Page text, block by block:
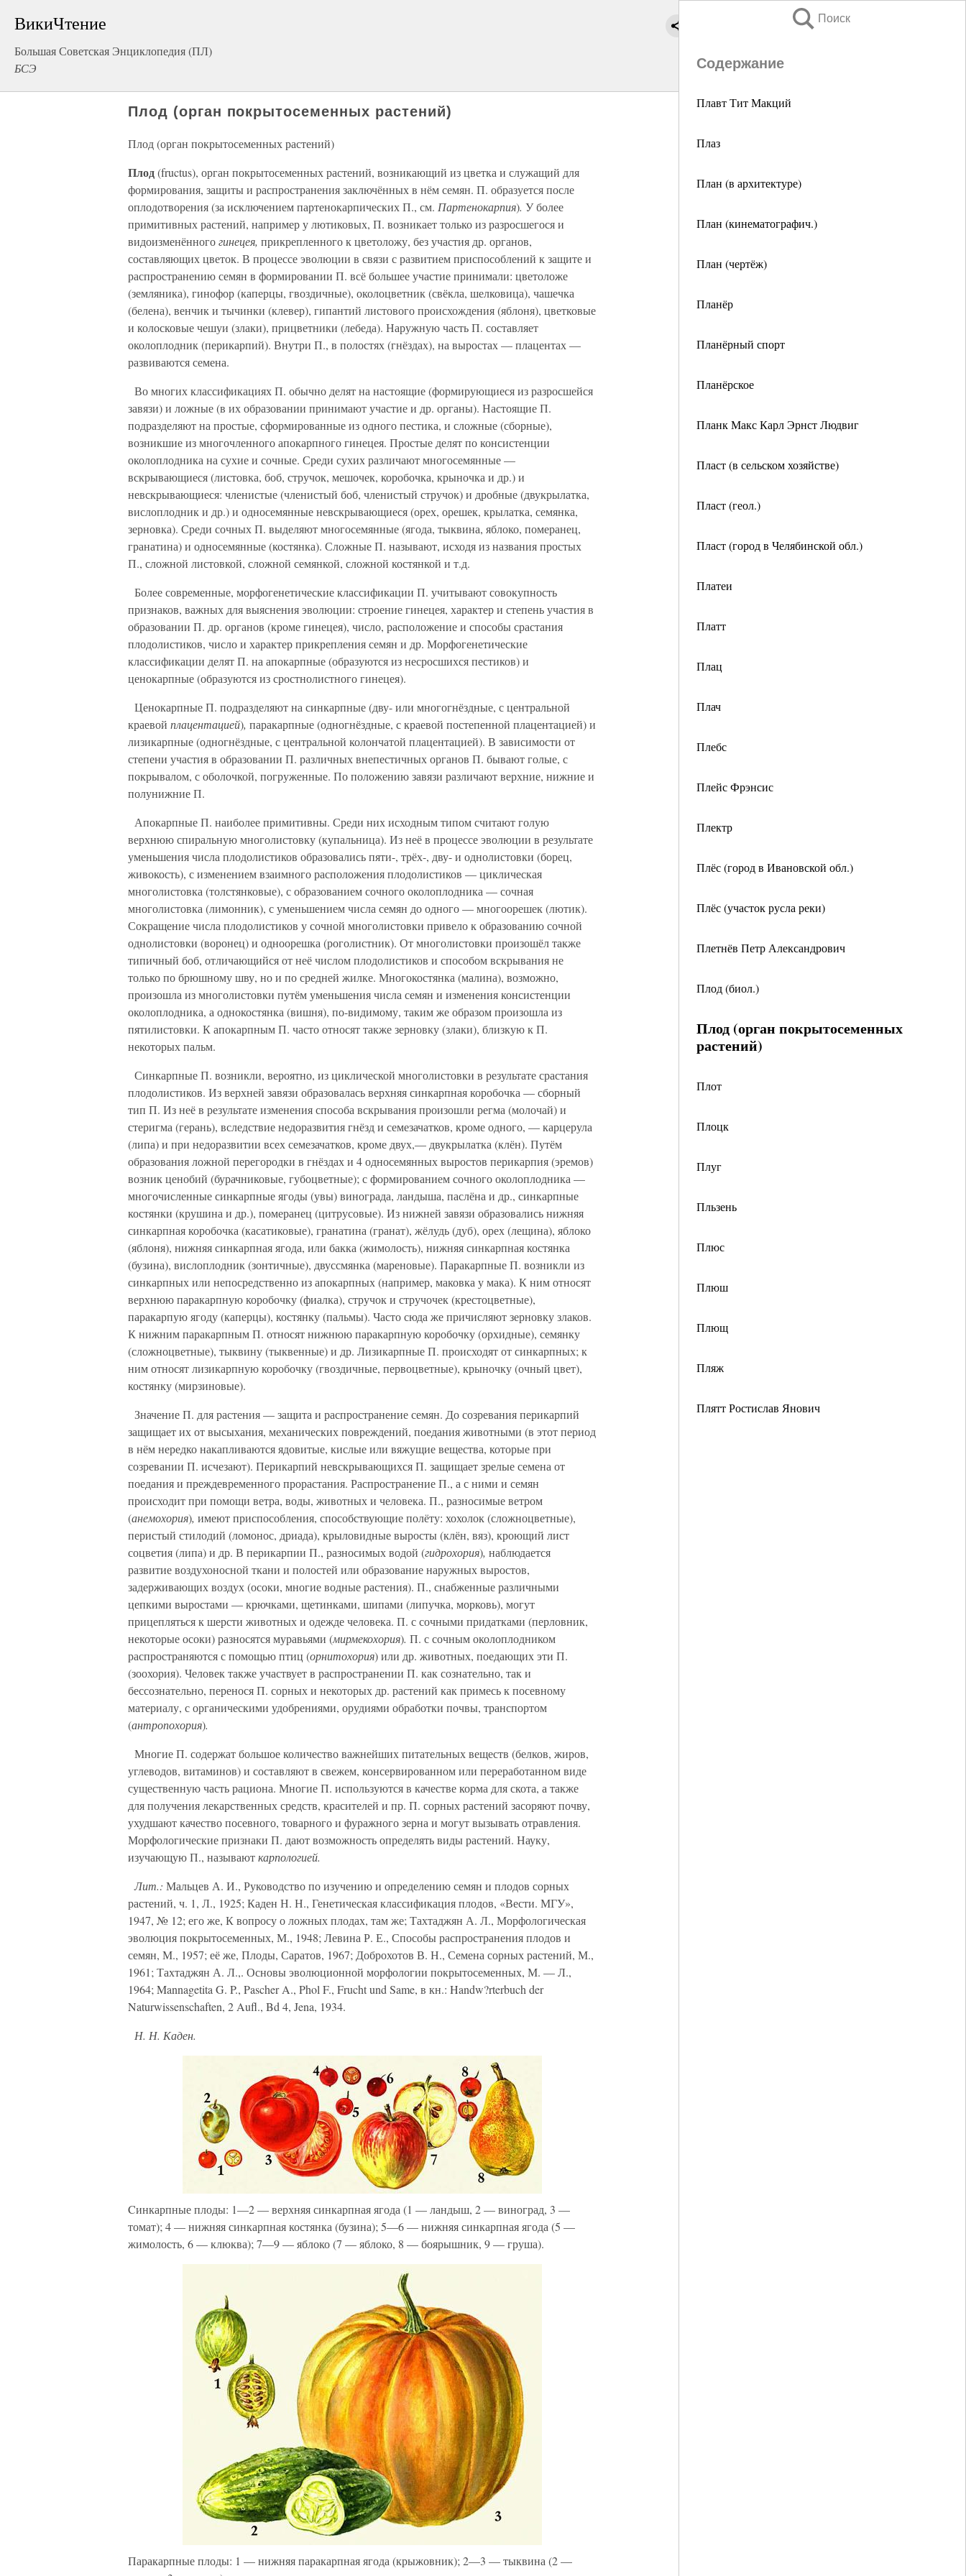
ВикиЧтение
Большая Советская Энциклопедия (ПЛ)
БСЭ
Поиск
Содержание
Плавт Тит Макций
Плаз
План (в архитектуре)
План (кинематографич.)
План (чертёж)
Планёр
Планёрный спорт
Планёрское
Планк Макс Карл Эрнст Людвиг
Пласт (в сельском хозяйстве)
Пласт (геол.)
Пласт (город в Челябинской обл.)
Платеи
Платт
Плац
Плач
Плебс
Плейс Фрэнсис
Плектр
Плёс (город в Ивановской обл.)
Плёс (участок русла реки)
Плетнёв Петр Александрович
Плод (биол.)
Плод (орган покрытосеменных
растений)
Плот
Плоцк
Плуг
Пльзень
Плюс
Плюш
Плющ
Пляж
Плятт Ростислав Янович
Плод (орган покрытосеменных растений)
Плод (орган покрытосеменных растений)
Плод(fructus), орган покрытосеменных растений, возникающий из цветка и служащий для
формирования, защиты и распространения заключённых в нём семян. П. образуется после
оплодотворения (за исключением партенокарпических П., см. Партенокарпия). У более
примитивных растений, например у лютиковых, П. возникает только из разросшегося и
видоизменённогогинецея, прикрепленного к цветоложу, без участия др. органов,
составляющих цветок. В процессе эволюции в связи с развитием приспособлений к защите и
распространению семян в формировании П. всё большее участие принимали: цветоложе
(земляника), гинофор (каперцы, гвоздичные), околоцветник (свёкла, шелковица), чашечка
(белена), венчик и тычинки (клевер), гипантий листового происхождения (яблоня), цветковые
и колосковые чешуи (злаки), прицветники (лебеда). Наружную часть П. составляет
околоплодник (перикарпий). Внутри П., в полостях (гнёздах), на выростах — плацентах —
развиваются семена.
Во многих классификациях П. обычно делят на настоящие (формирующиеся из разросшейся
завязи) и ложные (в их образовании принимают участие и др. органы). Настоящие П.
подразделяют на простые, сформированные из одного пестика, и сложные (сборные),
возникшие из многочленного апокарпного гинецея. Простые делят по консистенции
околоплодника на сухие и сочные. Среди сухих различают многосемянные —
вскрывающиеся (листовка, боб, стручок, мешочек, коробочка, крыночка и др.) и
невскрывающиеся: членистые (членистый боб, членистый стручок) и дробные (двукрылатка,
вислоплодник и др.) и односемянные невскрывающиеся (орех, орешек, крылатка, семянка,
зерновка). Среди сочных П. выделяют многосемянные (ягода, тыквина, яблоко, померанец,
гранатина) и односемянные (костянка). Сложные П. называют, исходя из названия простых
П., сложной листовкой, сложной семянкой, сложной костянкой и т.д.
Более современные, морфогенетические классификации П. учитывают совокупность
признаков, важных для выяснения эволюции: строение гинецея, характер и степень участия в
образовании П. др. органов (кроме гинецея), число, расположение и способы срастания
плодолистиков, число и характер прикрепления семян и др. Морфогенетические
классификации делят П. на апокарпные (образуются из несросшихся пестиков) и
ценокарпные (образуются из сростнолистного гинецея).
Ценокарпные П. подразделяют на синкарпные (дву- или многогнёздные, с центральной
краевой плацентацией), паракарпные (одногнёздные, с краевой постепенной плацентацией) и
лизикарпные (одногнёздные, с центральной колончатой плацентацией). В зависимости от
степени участия в образовании П. различных внепестичных органов П. бывают голые, с
покрывалом, с оболочкой, погруженные. По положению завязи различают верхние, нижние и
полунижние П.
Апокарпные П. наиболее примитивны. Среди них исходным типом считают голую
верхнюю спиральную многолистовку (купальница). Из неё в процессе эволюции в результате
уменьшения числа плодолистиков образовались пяти-, трёх-, дву- и однолистовки (борец,
живокость), с изменением взаимного расположения плодолистиков — циклическая
многолистовка (толстянковые), с образованием сочного околоплодника — сочная
многолистовка (лимонник), с уменьшением числа семян до одного — многоорешек (лютик).
Сокращение числа плодолистиков у сочной многолистовки привело к образованию сочной
однолистовки (воронец) и одноорешка (роголистник). От многолистовки произошёл также
типичный боб, отличающийся от неё числом плодолистиков и способом вскрывания не
только по брюшному шву, но и по средней жилке. Многокостянка (малина), возможно,
произошла из многолистовки путём уменьшения числа семян и изменения консистенции
околоплодника, а однокостянка (вишня), по-видимому, таким же образом произошла из
пятилистовки. К апокарпным П. часто относят также зерновку (злаки), близкую к П.
некоторых пальм.
Синкарпные П. возникли, вероятно, из циклической многолистовки в результате срастания
плодолистиков. Из верхней завязи образовалась верхняя синкарпная коробочка — сборный
тип П. Из неё в результате изменения способа вскрывания произошли регма (молочай) и
стеригма (герань), вследствие недоразвития гнёзд и семезачатков, кроме одного, — карцерула
(липа) и при недоразвитии всех семезачатков, кроме двух,— двукрылатка (клён). Путём
образования ложной перегородки в гнёздах и 4 односемянных выростов перикарпия (эремов)
возник ценобий (бурачниковые, губоцветные); с формированием сочного околоплодника —
многочисленные синкарпные ягоды (увы) винограда, ландыша, паслёна и др., синкарпные
костянки (крушина и др.), померанец (цитрусовые). Из нижней завязи образовались нижняя
синкарпная коробочка (касатиковые), гранатина (гранат), жёлудь (дуб), орех (лещина), яблоко
(яблоня), нижняя синкарпная ягода, или бакка (жимолость), нижняя синкарпная костянка
(бузина), вислоплодник (зонтичные), двуссмянка (мареновые). Паракарпные П. возникли из
синкарпных или непосредственно из апокарпных (например, маковка у мака). К ним относят
верхнюю паракарпную коробочку (фиалка), стручок и стручочек (крестоцветные),
паракарпую ягоду (каперцы), костянку (пальмы). Часто сюда же причисляют зерновку злаков.
К нижним паракарпным П. относят нижнюю паракарпную коробочку (орхидные), семянку
(сложноцветные), тыквину (тыквенные) и др. Лизикарпные П. происходят от синкарпных; к
ним относят лизикарпную коробочку (гвоздичные, первоцветные), крыночку (очный цвет),
костянку (мирзиновые).
Значение П. для растения — защита и распространение семян. До созревания перикарпий
защищает их от высыхания, механических повреждений, поедания животными (в этот период
в нём нередко накапливаются ядовитые, кислые или вяжущие вещества, которые при
созревании П. исчезают). Перикарпий невскрывающихся П. защищает зрелые семена от
поедания и преждевременного прорастания. Распространение П., а с ними и семян
происходит при помощи ветра, воды, животных и человека. П., разносимые ветром
(анемохория), имеют приспособления, способствующие полёту: хохолок (сложноцветные),
перистый стилодий (ломонос, дриада), крыловидные выросты (клён, вяз), кроющий лист
соцветия (липа) и др. В перикарпии П., разносимых водой (гидрохория), наблюдается
развитие воздухоносной ткани и полостей или образование наружных выростов,
задерживающих воздух (осоки, многие водные растения). П., снабженные различными
цепкими выростами — крючками, щетинками, шипами (липучка, морковь), могут
прицепляться к шерсти животных и одежде человека. П. с сочными придатками (перловник,
некоторые осоки) разносятся муравьями (мирмекохория). П. с сочным околоплодником
распространяются с помощью птиц (орнитохория)или др. животных, поедающих эти П.
(зоохория). Человек также участвует в распространении П. как сознательно, так и
бессознательно, перенося П. сорных и некоторых др. растений как примесь к посевному
материалу, с органическими удобрениями, орудиями обработки почвы, транспортом
(антропохория).
Многие П. содержат большое количество важнейших питательных веществ (белков, жиров,
углеводов, витаминов) и составляют в свежем, консервированном или переработанном виде
существенную часть рациона. Многие П. используются в качестве корма для скота, а также
для получения лекарственных средств, красителей и пр. П. сорных растений засоряют почву,
ухудшают качество посевного, товарного и фуражного зерна и могут вызывать отравления.
Морфологические признаки П. дают возможность определять виды растений. Науку,
изучающую П., называюткарпологией.
Лит.: Мальцев А. И., Руководство по изучению и определению семян и плодов сорных
растений, ч. 1, Л., 1925; Каден Н. Н., Генетическая классификация плодов, «Вести. МГУ»,
1947, № 12; его же, К вопросу о ложных плодах, там же; Тахтаджян А. Л., Морфологическая
эволюция покрытосеменных, М., 1948; Левина Р. Е., Способы распространения плодов и
семян, М., 1957; её же, Плоды, Саратов, 1967; Доброхотов В. Н., Семена сорных растений, М.,
1961; Тахтаджян А. Л.,. Основы эволюционной морфологии покрытосеменных, М. — Л.,
1964; Mannagetita G. P., Pascher A., Phol F., Frucht und Same, в кн.: Handw?rterbuch der
Naturwissenschaften, 2 Aufl., Bd 4, Jena, 1934.
Н. Н. Каден.
Cинкарпные плоды: 1—2 — верхняя синкарпная ягода (1 — ландыш, 2 — виноград, 3 —
томат); 4 — нижняя синкарпная костянка (бузина); 5—6 — нижняя синкарпная ягода (5 —
жимолость, 6 — клюква); 7—9 — яблоко (7 — яблоко, 8 — боярышник, 9 — груша).
Паракарпные плоды: 1 — нижняя паракарпная ягода (крыжовник); 2—3 — тыквина (2 —